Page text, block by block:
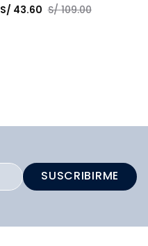
S/ 43.60 S/ 109.00
SUSCRIBIRME